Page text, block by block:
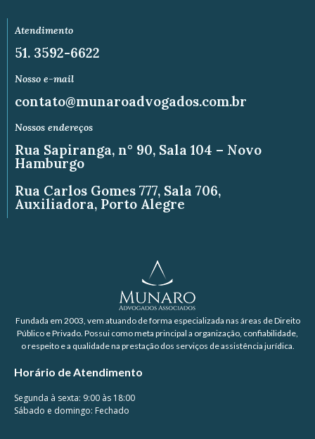
Atendimento
51. 3592-6622
Nosso e-mail
contato@munaroadvogados.com.br
Nossos endereços
Rua Sapiranga, n° 90, Sala 104 – Novo
Hamburgo
Rua Carlos Gomes 777, Sala 706,
Auxiliadora, Porto Alegre
Fundada em 2003, vem atuando de forma especializada nas áreas de Direito
Público e Privado. Possui como meta principal a organização, confiabilidade,
o respeito e a qualidade na prestação dos serviços de assistência jurídica.
Horário de Atendimento
Segunda à sexta: 9:00 às 18:00
Sábado e domingo: Fechado